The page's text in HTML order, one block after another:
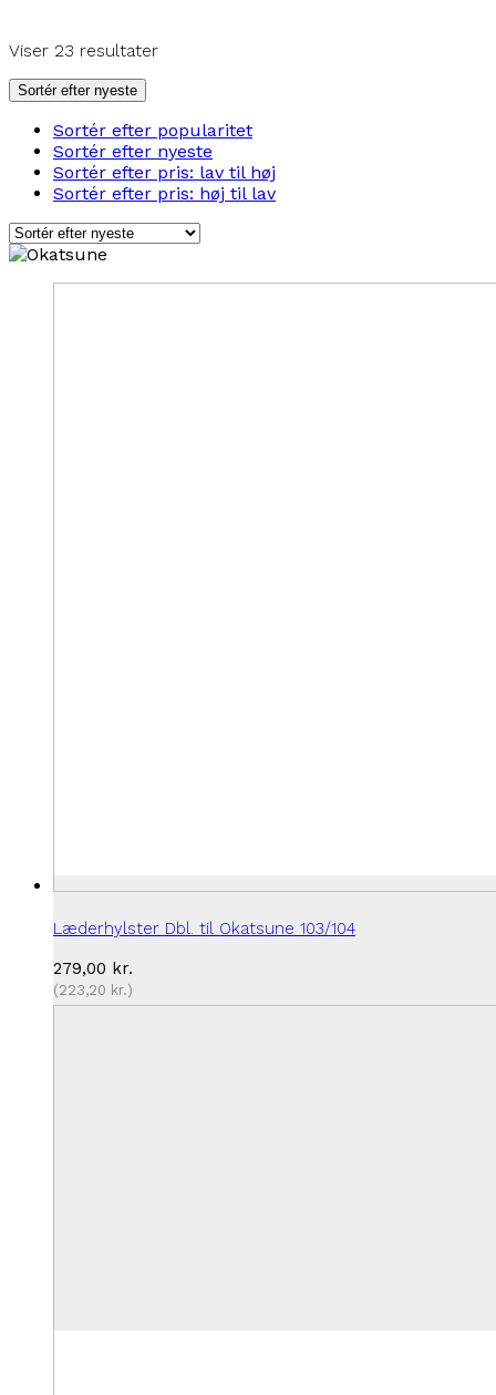
Viser 23 resultaterSorteret
Sortér efter nyeste
Sortér efter popularitet
Sortér efter nyeste
Sortér efter pris: lav til høj
Sortér efter pris: høj til lav
Læderhylster Dbl. til Okatsune 103/104
279,00 kr.
(223,20 kr.)